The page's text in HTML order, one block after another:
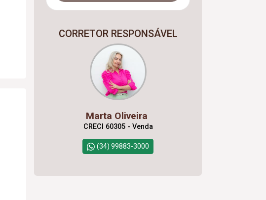
CORRETOR RESPONSÁVEL
Marta Oliveira
CRECI 60305 - Venda
(34) 99883-3000